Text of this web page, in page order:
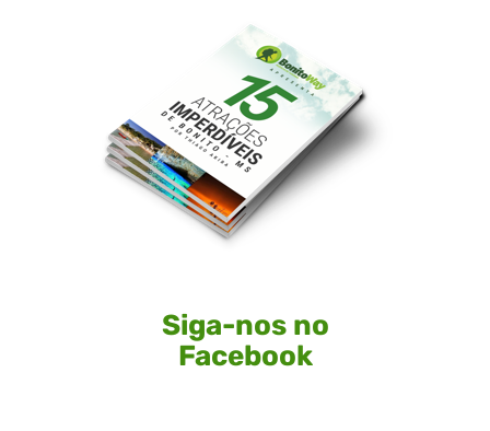
Siga-nos no
Facebook